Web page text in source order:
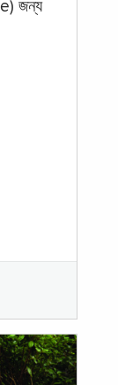
জন্য